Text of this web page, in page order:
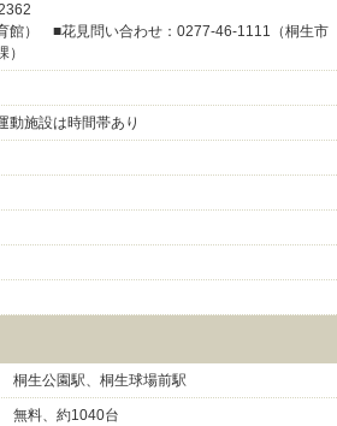
育館） ■花見問い合わせ：0277-46-1111（桐生市
）
施設は時間帯あり
桐生公園駅、桐生球場前駅
無料、約1040台